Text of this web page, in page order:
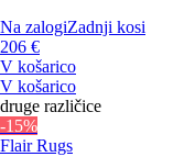
Na zalogiZadnji kosi
206 €
V košarico
V košarico
druge različice
-15%
Flair Rugs